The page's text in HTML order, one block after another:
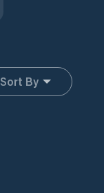
Sort By